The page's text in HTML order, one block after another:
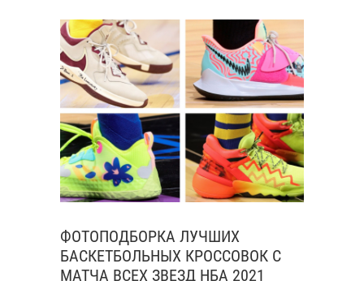
ФОТОПОДБОРКА ЛУЧШИХ
БАСКЕТБОЛЬНЫХ КРОССОВОК С
МАТЧА ВСЕХ ЗВЕЗД НБА 2021